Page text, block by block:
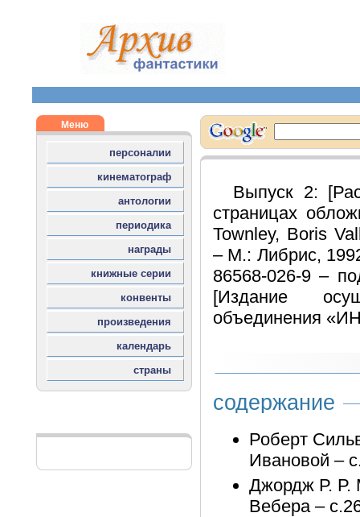
Выпуск 2:
страницах
Townley, Boris
– М.: Либрис,
86568-026-9 –
[Издание
объединения
содержание
Роберт
Ивановой –
Джордж Р. Р.
Вебера –